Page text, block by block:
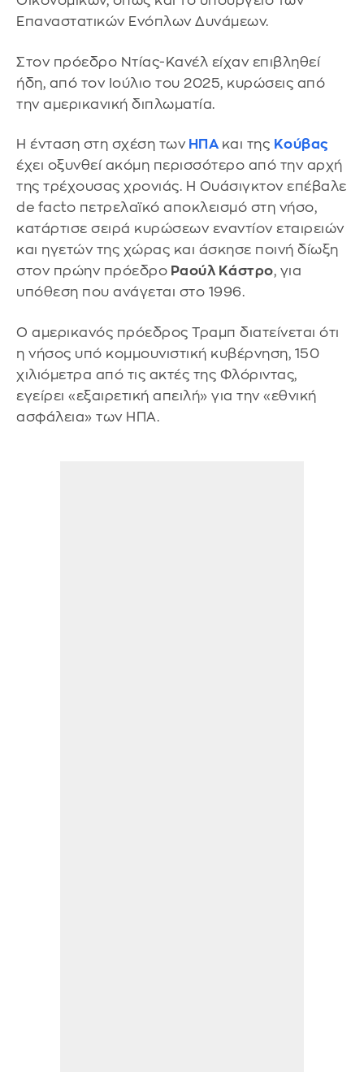
Επαναστατικών Ενόπλων Δυνάμεων.
Στον πρόεδρο Ντίας-Κανέλ είχαν επιβληθεί
ήδη, από τον Ιούλιο του 2025, κυρώσεις από
την αμερικανική διπλωματία.
Η ένταση στη σχέση των ΗΠΑ και της Κούβας
έχει οξυνθεί ακόμη περισσότερο από την αρχή
της τρέχουσας χρονιάς. Η Ουάσιγκτον επέβαλε
de facto πετρελαϊκό αποκλεισμό στη νήσο,
κατάρτισε σειρά κυρώσεων εναντίον εταιρειών
και ηγετών της χώρας και άσκησε ποινή δίωξη
στον πρώην πρόεδρο Ραούλ Κάστρο, για
υπόθεση που ανάγεται στο 1996.
Ο αμερικανός πρόεδρος Τραμπ διατείνεται ότι
η νήσος υπό κομμουνιστική κυβέρνηση, 150
χιλιόμετρα από τις ακτές της Φλόριντας,
εγείρει «εξαιρετική απειλή» για την «εθνική
ασφάλεια» των ΗΠΑ.